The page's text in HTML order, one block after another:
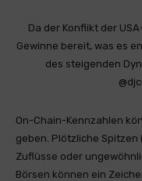
Da der Konflikt der
Gewinne bereit, was es
des steigenden
On-Chain-Kennzahlen
geben. Plötzliche
Zuflüsse oder
Börsen können ein